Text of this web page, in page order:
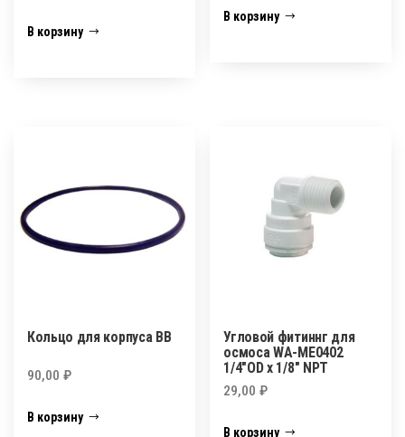
В корзину
В корзину
Кольцо для корпуса ВВ
90,00 ₽
В корзину
Угловой фитиннг для
осмоса WA-ME0402
1/4″OD х 1/8″ NPT
29,00₽
В корзину